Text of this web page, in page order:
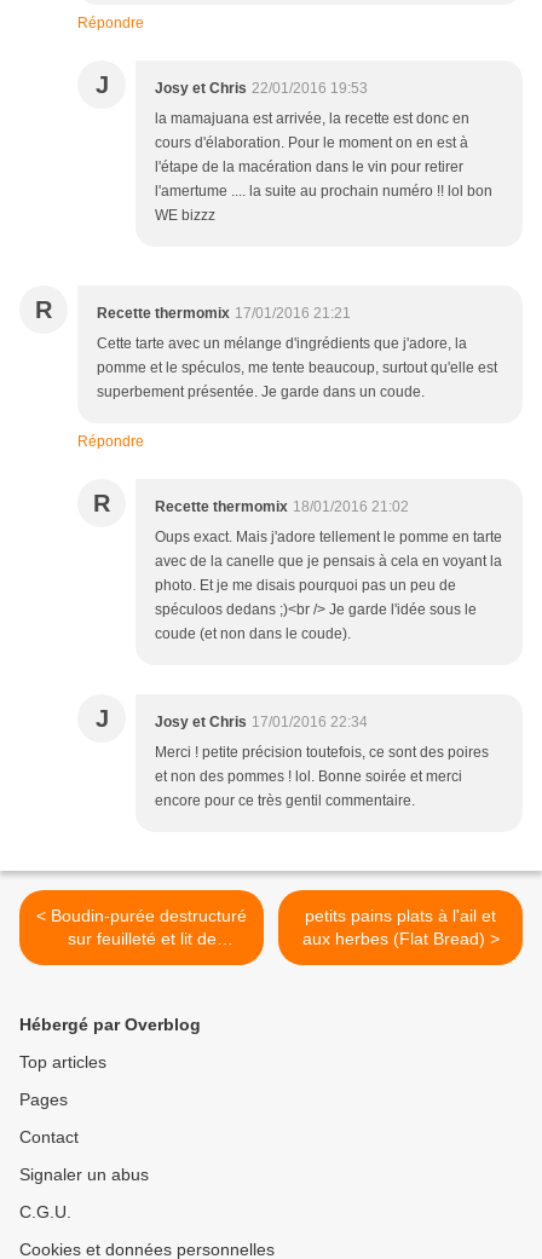
Répondre
J Josy et Chris 22/01/2016 19:53
la mamajuana est arrivée, la recette est donc en
cours d'élaboration. Pour le moment on en est à
l'étape de la macération dans le vin pour retirer
l'amertume .... la suite au prochain numéro !! lol bon
WE bizzz
R Recette thermomix 17/01/2016 21:21
Cette tarte avec un mélange d'ingrédients que j'adore, la
pomme et le spéculos, me tente beaucoup, surtout qu'elle est
superbement présentée. Je garde dans un coude.
Répondre
R Recette thermomix 18/01/2016 21:02
Oups exact. Mais j'adore tellement le pomme en tarte
avec de la canelle que je pensais à cela en voyant la
photo. Et je me disais pourquoi pas un peu de
spéculoos dedans ;)<br /> Je garde l'idée sous le
coude (et non dans le coude).
J Josy et Chris 17/01/2016 22:34
Merci ! petite précision toutefois, ce sont des poires
et non des pommes ! lol. Bonne soirée et merci
encore pour ce très gentil commentaire.
< Boudin-purée destructuré
sur feuilleté et lit de
pommes
petits pains plats à l'ail et
aux herbes (Flat Bread) >
Hébergé par Overblog
Top articles
Pages
Contact
Signaler un abus
C.G.U.
Cookies et données personnelles